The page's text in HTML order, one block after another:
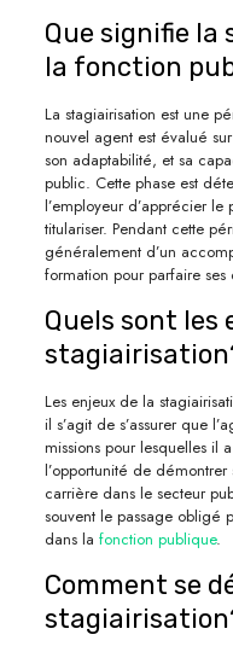
Que signifie
la fonction
La stagiairisation est une
nouvel agent est évalué
son adaptabilité, et sa
public. Cette phase est
l’employeur d’apprécier
titulariser. Pendant cette
généralement d’un
formation pour parfaire ses
Quels sont les
Les enjeux de la
il s’agit de s’assurer que
missions pour lesquelles il
l’opportunité de
carrière dans le secteur
souvent le passage obligé
dans la fonction publique.
Comment se